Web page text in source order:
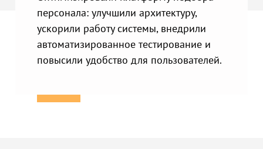
персонала: улучшили архитектуру,
ускорили работу системы, внедрили
автоматизированное тестирование и
повысили удобство для пользователей.